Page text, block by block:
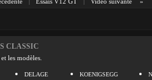
CLASSIC
les modèles.
DELAGE
KOENIGSEGG